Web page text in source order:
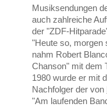
Musiksendungen
auch zahlreiche
der "ZDF-
"Heute so, morgen
nahm Robert
Chanson" mit dem
1980 wurde er mit
Nachfolger der von
"Am laufenden